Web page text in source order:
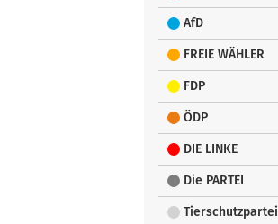
AfD
FREIE WÄHLER
FDP
ÖDP
DIE LINKE
Die PARTEI
Tierschutzpartei